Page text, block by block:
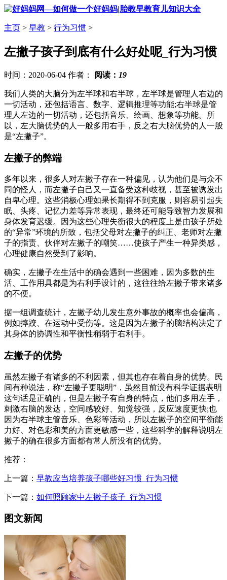
主页 > 早教 > 行为习惯 >
左撇子孩子到底有什么好处呢_行为习惯
时间：2020-06-04 作者： 阅读： 19
我们人类的大脑分为左半球和右半球，左半球是管理人右边的
一切活动，还包括语言、数字、逻辑推理等功能;右半球是管
理人左边的一切活动，还包括音乐、绘画、想象等功能。所
以，左大脑优势的人一般多用右手，反之右大脑优势的人一般
是“左撇子”。
左撇子的弊端
多年以来，很多人对左撇子存在一种偏见，认为他们是与众不
同的怪人，而左撇子自己又一直备受这种歧视，甚至被诱发出
自卑心理。这些消极心理如果长期得不到克服，则容易引起失
眠、头疼、记忆力差等异常表现，最终还可能导致智力发展和
身体发育迟缓。因为这些心理失衡很大的程度上是由孩子所处
的“异常”环境的所致，包括父母对左撇子的纠正、老师对左撇
子的指责、伙伴对左撇子的嘲笑……使孩子产生一种异类感，
心理健康自然受到了影响。
确实，左撇子在生活中的确会遇到一些困难，因为多数的生
活、工作用具都是为右利手设计的，这往往给左撇子带来诸多
的不便。
据一组调查统计，左撇子幼儿发生意外事故的概率也会偏高，
例如摔跤、在运动中受伤等。这是因为左撇子的脑结构决定了
其身体的协调性和平衡性稍弱于右利手。
左撇子的优势
虽然左撇子有诸多的不利因素，但其也存在着自身的优势。民
间有种说法，称“左撇子更聪明”，虽然目前没有科学证据表明
这句话是正确的，但是左撇子有自身的特点，他们多用左手，
刺激右脑的发达，空间感较好、知觉较强，反应速度更快;也
因为右半球主管音乐、色彩等活动，所以左撇子的空间平衡能
力好、对色彩和美的方面更敏感一些，这些科学的解释说明左
撇子的确在很多方面都有常人所没有的优势。
推荐：
上一篇： 早教应当培养孩子哪些好习惯_行为习惯
下一篇： 如何照顾家中左撇子孩子_行为习惯
图文新闻